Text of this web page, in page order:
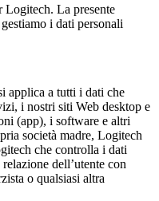
Logitech. La presente
i dati personali
applica a tutti i dati che
i nostri siti Web desktop e
(app), i software e altri
società madre, Logitech
che controlla i dati
dell’utente con
o qualsiasi altra